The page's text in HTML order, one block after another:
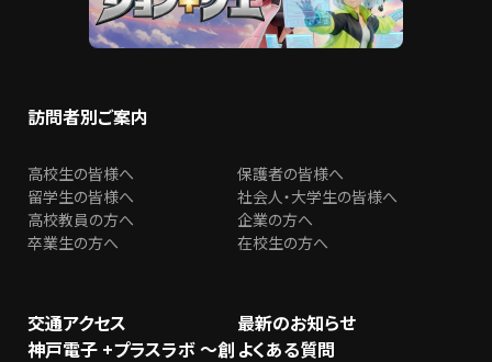
訪問者別ご案内
高校生の皆様へ
保護者の皆様へ
留学生の皆様へ
社会人・大学生の皆様へ
高校教員の方へ
企業の方へ
卒業生の方へ
在校生の方へ
交通アクセス
最新のお知らせ
神戸電子 +プラスラボ ～創 よくある質問